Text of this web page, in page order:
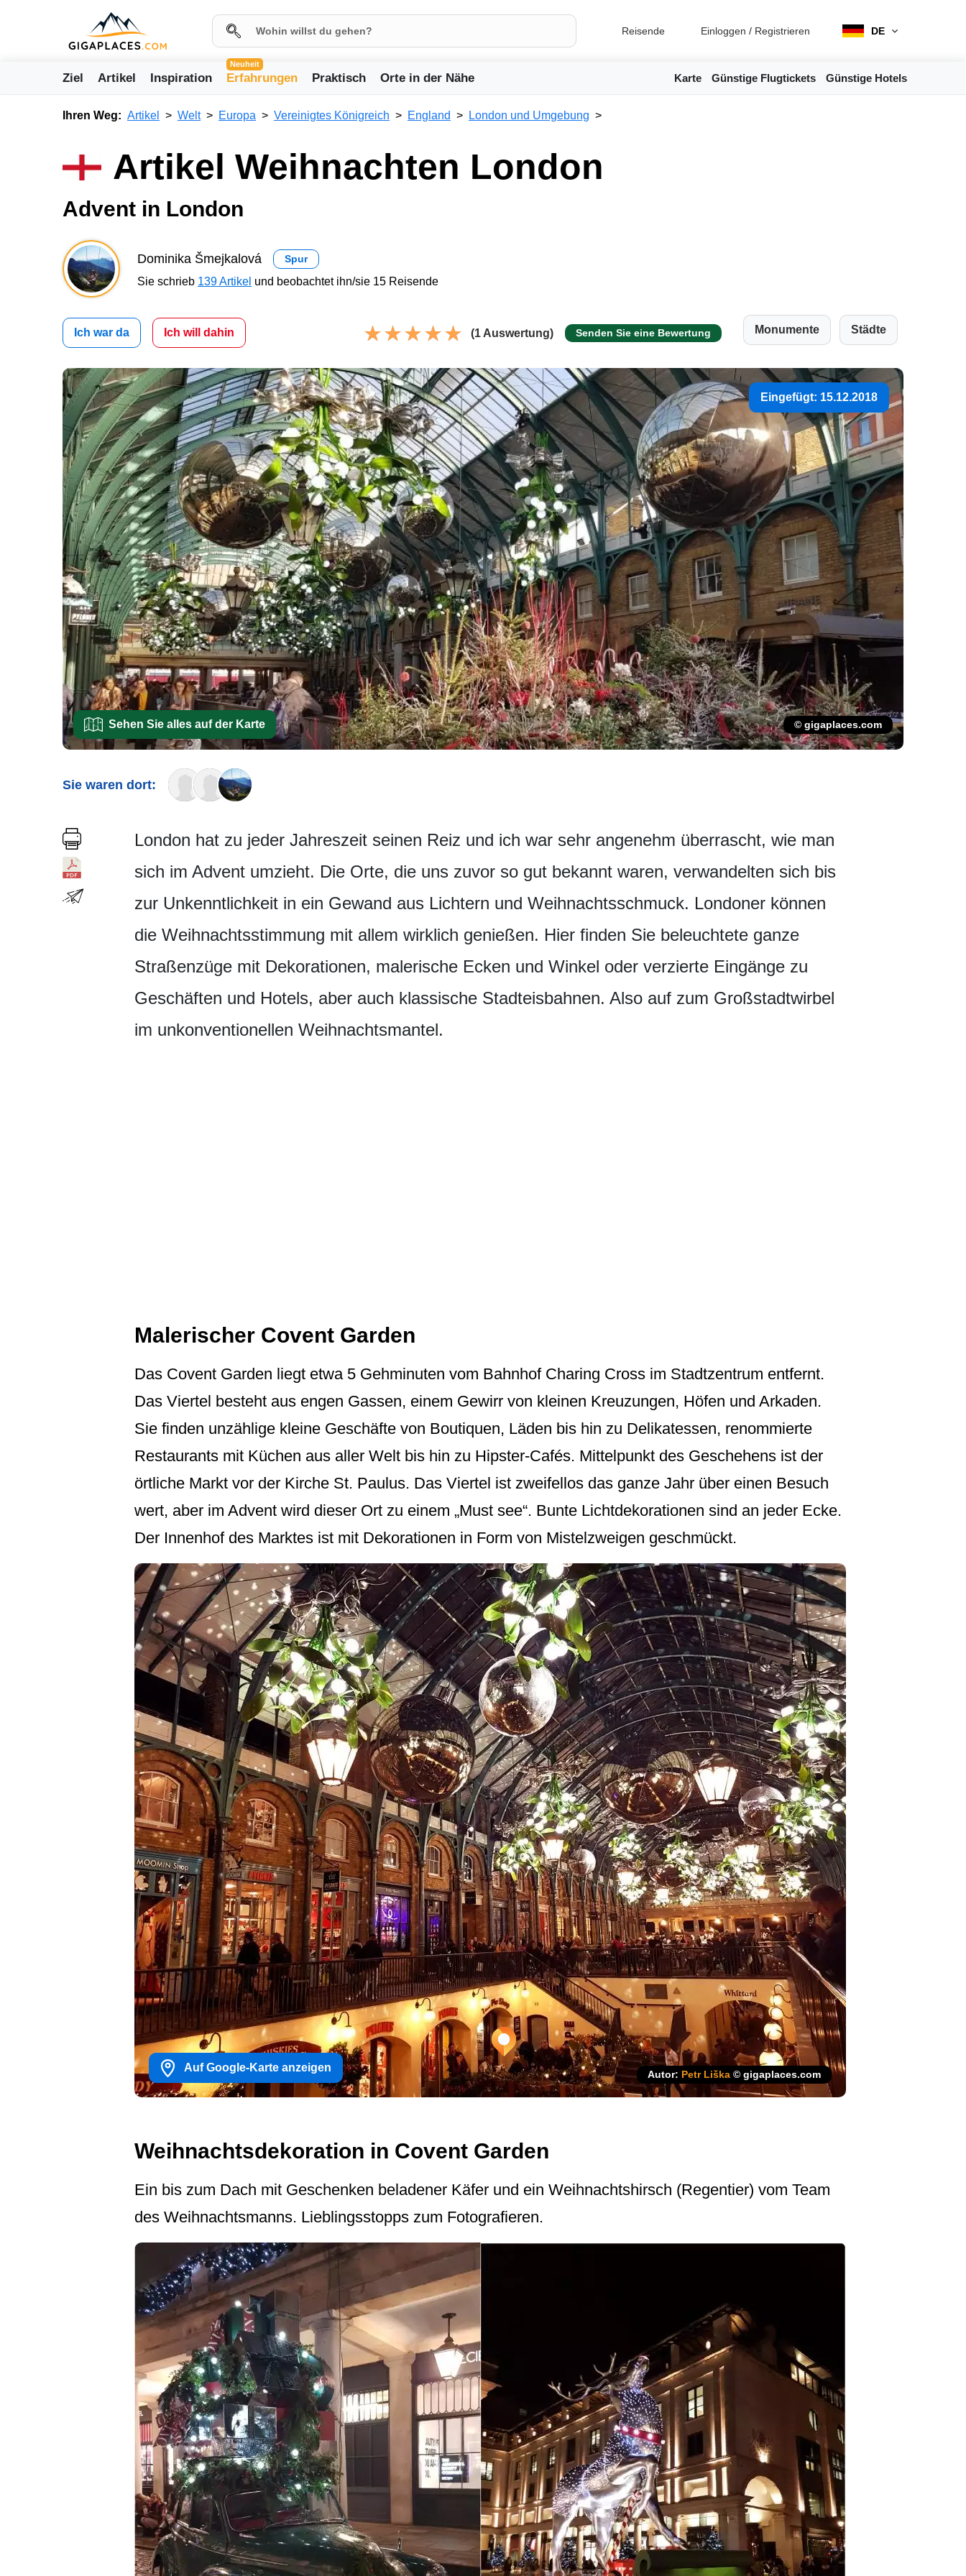
Reisende Einloggen / Registrieren DE
Ziel Artikel Inspiration
Neuheit
Erfahrungen Praktisch Orte in der Nähe Karte Günstige Flugtickets Günstige Hotels
Ihren Weg: Artikel Welt Europa Vereinigtes Königreich England London und Umgebung
Artikel Weihnachten London
Advent in London
Dominika Šmejkalová Spur
Sie schrieb 139 Artikel und beobachtet ihn/sie 15 Reisende
Ich war da Ich will dahin (1 Auswertung) Senden Sie eine Bewertung Monumente Städte
Eingefügt: 15.12.2018
Sehen Sie alles auf der Karte © gigaplaces.com
Sie waren dort:
London hat zu jeder Jahreszeit seinen Reiz und ich war sehr angenehm überrascht, wie man
sich im Advent umzieht. Die Orte, die uns zuvor so gut bekannt waren, verwandelten sich bis
zur Unkenntlichkeit in ein Gewand aus Lichtern und Weihnachtsschmuck. Londoner können
die Weihnachtsstimmung mit allem wirklich genießen. Hier finden Sie beleuchtete ganze
Straßenzüge mit Dekorationen, malerische Ecken und Winkel oder verzierte Eingänge zu
Geschäften und Hotels, aber auch klassische Stadteisbahnen. Also auf zum Großstadtwirbel
im unkonventionellen Weihnachtsmantel.
Malerischer Covent Garden
Das Covent Garden liegt etwa 5 Gehminuten vom Bahnhof Charing Cross im Stadtzentrum entfernt.
Das Viertel besteht aus engen Gassen, einem Gewirr von kleinen Kreuzungen, Höfen und Arkaden.
Sie finden unzählige kleine Geschäfte von Boutiquen, Läden bis hin zu Delikatessen, renommierte
Restaurants mit Küchen aus aller Welt bis hin zu Hipster-Cafés. Mittelpunkt des Geschehens ist der
örtliche Markt vor der Kirche St. Paulus. Das Viertel ist zweifellos das ganze Jahr über einen Besuch
wert, aber im Advent wird dieser Ort zu einem „Must see“. Bunte Lichtdekorationen sind an jeder Ecke.
Der Innenhof des Marktes ist mit Dekorationen in Form von Mistelzweigen geschmückt.
Auf Google-Karte anzeigen
Autor: Petr Liška © gigaplaces.com
Weihnachtsdekoration in Covent Garden
Ein bis zum Dach mit Geschenken beladener Käfer und ein Weihnachtshirsch (Regentier) vom Team
des Weihnachtsmanns. Lieblingsstopps zum Fotografieren.